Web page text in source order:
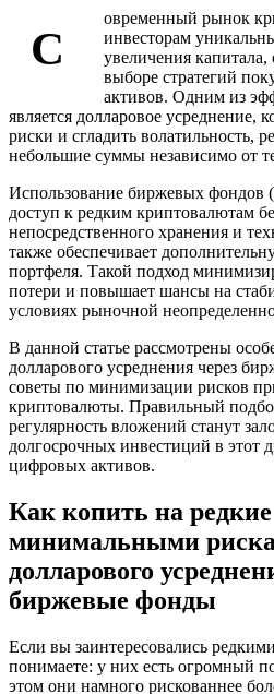
С
овременный рынок
инвесторам
увеличения
выборе стратегий
активов. Одним из
является долларовое усреднение,
риски и сгладить волатильность,
небольшие суммы независимо от
Использование биржевых фондов
доступ к редким криптовалютам
непосредственного хранения и
также обеспечивает
портфеля. Такой подход
потери и повышает шансы на
условиях рыночной
В данной статье рассмотрены
долларового усреднения через
советы по минимизации рисков
криптовалюты. Правильный
регулярность вложений станут
долгосрочных инвестиций в этот
цифровых активов.
Как копить на
минимальными
долларового
биржевые фонды
Если вы заинтересовались
понимаете: у них есть огромный
этом они намного рискованнее